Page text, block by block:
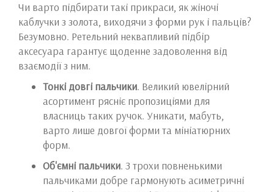
Чи варто підбирати такі прикраси, як жіночі
каблучки з золота, виходячи з форми рук і пальців?
Безумовно. Ретельний неквапливий підбір
аксесуара гарантує щоденне задоволення від
взаємодії з ним.
Тонкі довгі пальчики. Великий ювелірний
асортимент рясніє пропозиціями для
власниць таких ручок. Уникати, мабуть,
варто лише довгої форми та мініатюрних
форм.
Об'ємні пальчики. З трохи повненькими
пальчиками добре гармонують асиметричні